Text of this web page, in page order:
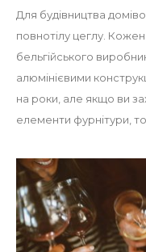
Для будівництва
повнотілу цеглу.
бельгійського
алюмінієвими
на роки, але якщо ви
елементи фурнітури,